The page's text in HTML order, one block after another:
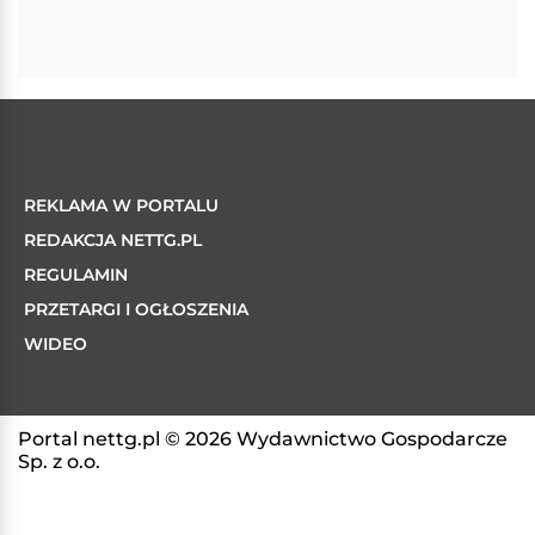
REKLAMA W PORTALU
REDAKCJA NETTG.PL
REGULAMIN
PRZETARGI I OGŁOSZENIA
WIDEO
Portal nettg.pl © 2026 Wydawnictwo Gospodarcze
Sp. z o.o.